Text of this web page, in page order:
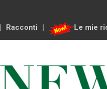
Racconti Le mie